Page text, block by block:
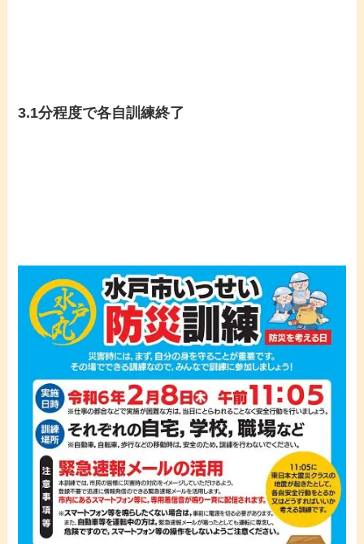
3.1分程度で各自訓練終了